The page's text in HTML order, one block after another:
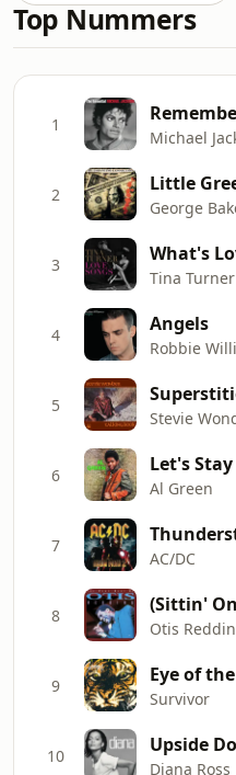
Top Nummers
1
Michael
2 Little
George
3 What's
Tina Turner
4 Angels
Robbie
5
Stevie
6 Let's
Al Green
7
AC/DC
8
Otis
9 Eye of
Survivor
10 Upside
Diana Ross